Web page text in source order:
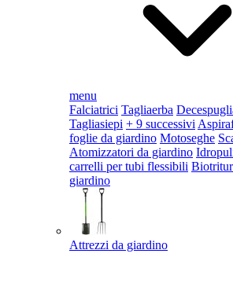
menu
Falciatrici Tagliaerba
Tagliasiepi + 9 successivi
foglie da giardino Motoseghe
Atomizzatori da giardino
carrelli per tubi flessibili
giardino
Attrezzi da giardino